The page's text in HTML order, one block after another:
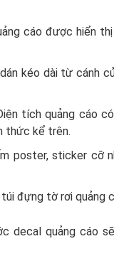
cáo được hiển
kéo dài từ cánh
tích quảng cáo
thức kể trên.
poster, sticker cỡ
đựng tờ rơi quảng
decal quảng cáo